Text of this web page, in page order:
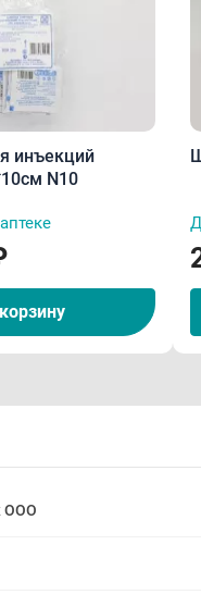
инъекций
6*10см N10
ООО